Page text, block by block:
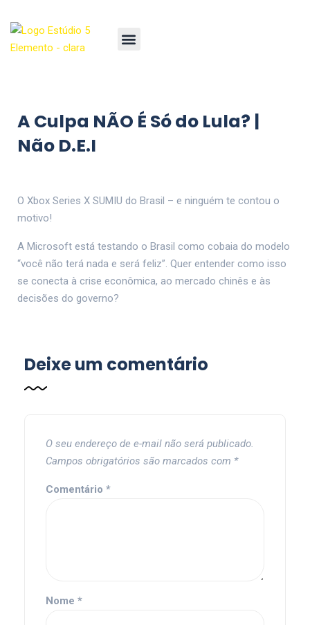
A Culpa NÃO É Só do Lula? |
Não D.E.I
O Xbox Series X SUMIU do Brasil – e ninguém te contou o
motivo!
A Microsoft está testando o Brasil como cobaia do modelo
“você não terá nada e será feliz”. Quer entender como isso
se conecta à crise econômica, ao mercado chinês e às
decisões do governo?
Deixe um comentário
O seu endereço de e-mail não será publicado.
Campos obrigatórios são marcados com *
Comentário *
Nome *